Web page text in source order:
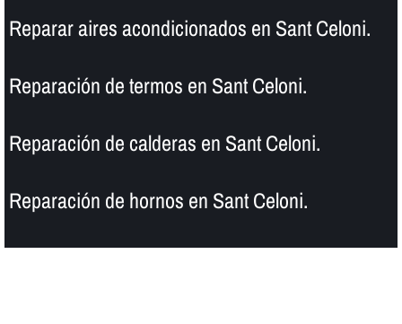
Reparar aires acondicionados en Sant Celoni.
Reparación de termos en Sant Celoni.
Reparación de calderas en Sant Celoni.
Reparación de hornos en Sant Celoni.